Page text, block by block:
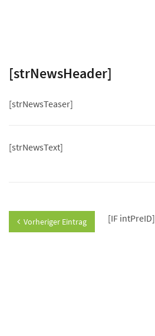
[strNewsHeader]
[strNewsTeaser]
[strNewsText]
[IF intPreID]
Vorheriger Eintrag